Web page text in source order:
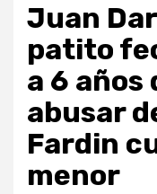
Juan
patito
a 6 años
abusar
Fardin
menor